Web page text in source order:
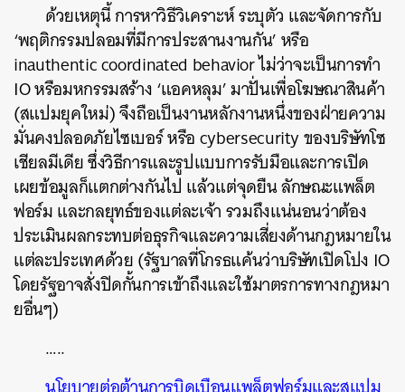
ด้วยเหตุนี้การหาวิธีวิเคราะห์ระบุตัว และจัดการกับ
‘พฤติกรรมปลอมที่มีการประสานงานกัน’หรือ
inauthentic coordinated behaviorไม่ว่าจะเป็นการทำ
IOหรือมหกรรมสร้าง‘แอคหลุม’มาปั่นเพื่อโฆษณาสินค้า
(สแปมยุคใหม่)จึงถือเป็นงานหลักงานหนึ่งของฝ่ายความ
มั่นคงปลอดภัยไซเบอร์หรือcybersecurityของบริษัทโซ
เชียลมีเดียซึ่งวิธีการและรูปแบบการรับมือและการเปิด
เผยข้อมูลก็แตกต่างกันไป แล้วแต่จุดยืนลักษณะแพล็ต
ฟอร์มและกลยุทธ์ของแต่ละเจ้ารวมถึงแน่นอนว่าต้อง
ประเมินผลกระทบต่อธุรกิจและความเสี่ยงด้านกฎหมายใน
แต่ละประเทศด้วย(รัฐบาลที่โกรธแค้นว่าบริษัทเปิดโปง IO
โดยรัฐอาจสั่งปิดกั้นการเข้าถึงและใช้มาตรการทางกฎหมา
ยอื่นๆ)
…..
ค้นหา
SHARE TWEET LINE EMAIL